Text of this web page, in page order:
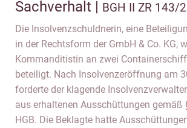
Sachverhalt | BGH II ZR 143/
Die Insolvenzschuldnerin, eine
in der Rechtsform der GmbH & Co. KG,
Kommanditistin an zwei
beteiligt. Nach Insolvenzeröffnung am
forderte der klagende
aus erhaltenen Ausschüttungen gemäß
HGB. Die Beklagte hatte